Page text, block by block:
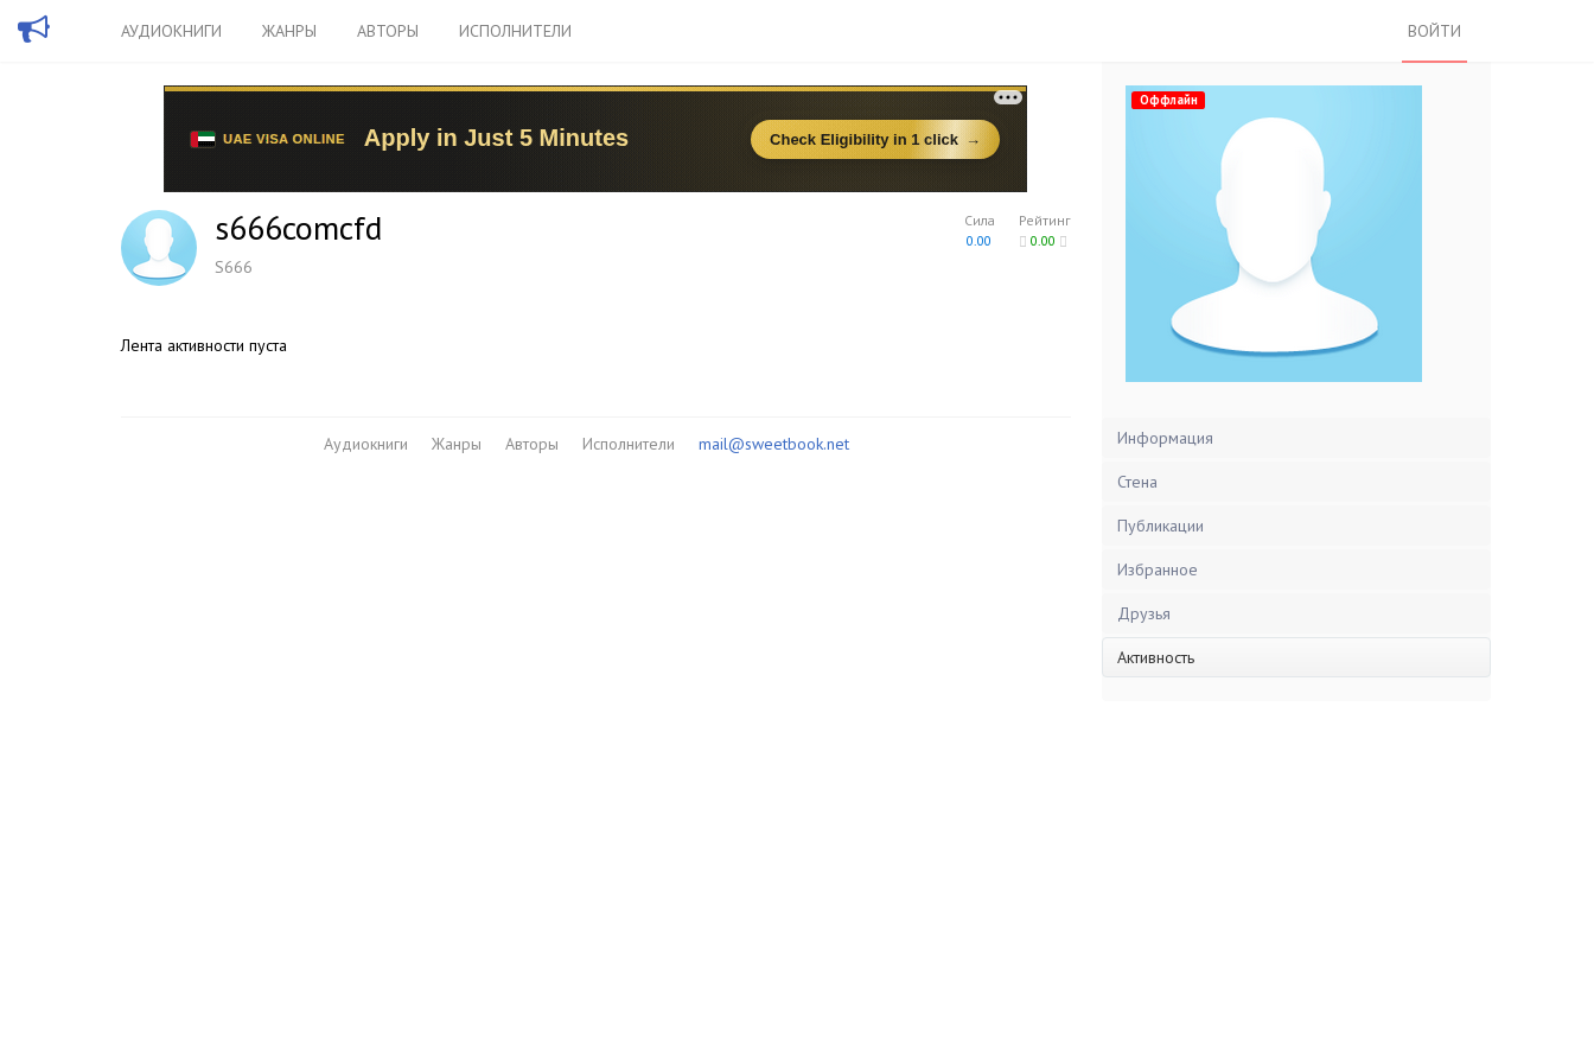
АУДИОКНИГИ ЖАНРЫ АВТОРЫ ИСПОЛНИТЕЛИ ВОЙТИ
Рейтинг
0.00
Сила
0.00
s666comcfd
S666
Лента активности пуста
Аудиокниги Жанры Авторы Исполнители mail@sweetbook.net
Оффлайн
Информация
Стена
Публикации
Избранное
Друзья
Активность